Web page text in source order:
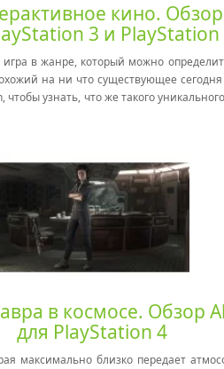
кино.
3 и PlayStation
игра в жанре, который можно
на ни что существующее
чтобы узнать, что же такого
в космосе. Обзор
для PlayStation 4
максимально близко передает